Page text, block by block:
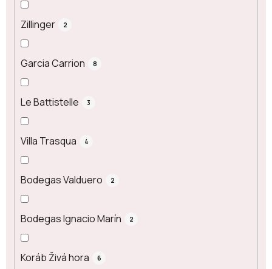
Zillinger 2
Garcia Carrion 8
Le Battistelle 3
Villa Trasqua 4
Bodegas Valduero 2
Bodegas Ignacio Marín 2
Koráb Živá hora 6